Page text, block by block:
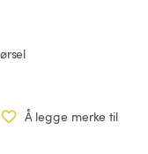
Å legge merke til